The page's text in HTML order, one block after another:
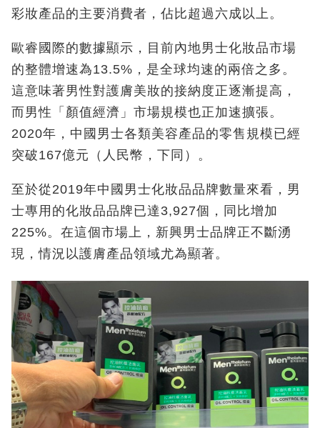
彩妝產品的主要消費者，佔比超過六成以上。
歐睿國際的數據顯示，目前內地男士化妝品市場
的整體增速為13.5%，是全球均速的兩倍之多。
這意味著男性對護膚美妝的接納度正逐漸提高，
而男性「顏值經濟」市場規模也正加速擴張。
2020年，中國男士各類美容產品的零售規模已經
突破167億元（人民幣，下同）。
至於從2019年中國男士化妝品品牌數量來看，男
士專用的化妝品品牌已達3,927個，同比增加
225%。在這個市場上，新興男士品牌正不斷湧
現，情況以護膚產品領域尤為顯著。